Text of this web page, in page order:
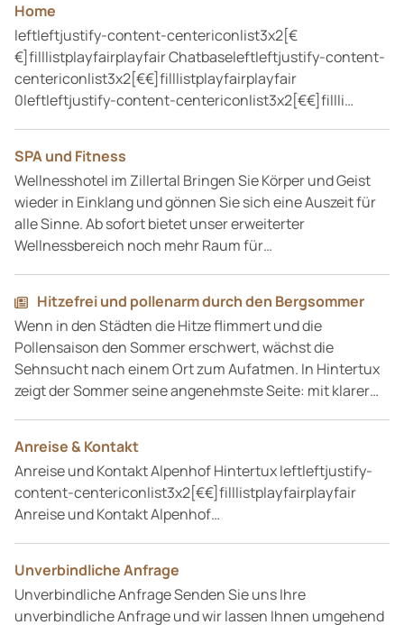
Home
leftleftjustify-content-centericonlist3x2[€
€]filllistplayfairplayfair Chatbaseleftleftjustify-content-
centericonlist3x2[€€]filllistplayfairplayfair
0leftleftjustify-content-centericonlist3x2[€€]fillli…
SPA und Fitness
Wellnesshotel im Zillertal Bringen Sie Körper und Geist
wieder in Einklang und gönnen Sie sich eine Auszeit für
alle Sinne. Ab sofort bietet unser erweiterter
Wellnessbereich noch mehr Raum für…
Hitzefrei und pollenarm durch den Bergsommer
Wenn in den Städten die Hitze flimmert und die
Pollensaison den Sommer erschwert, wächst die
Sehnsucht nach einem Ort zum Aufatmen. In Hintertux
zeigt der Sommer seine angenehmste Seite: mit klarer…
Anreise & Kontakt
Anreise und Kontakt Alpenhof Hintertux leftleftjustify-
content-centericonlist3x2[€€]filllistplayfairplayfair
Anreise und Kontakt Alpenhof…
Unverbindliche Anfrage
Unverbindliche Anfrage Senden Sie uns Ihre
unverbindliche Anfrage und wir lassen Ihnen umgehend